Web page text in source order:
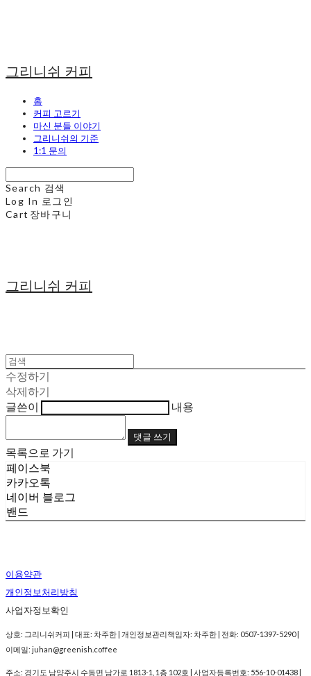
그리니쉬 커피
홈
커피 고르기
마신 분들 이야기
그리니쉬의 기준
1:1 문의
Search 검색
Log In 로그인
Cart 장바구니
그리니쉬 커피
수정하기
삭제하기
글쓴이
내용
댓글 쓰기
목록으로 가기
페이스북
카카오톡
네이버 블로그
밴드
이용약관
개인정보처리방침
사업자정보확인
상호: 그리니쉬커피 | 대표: 차주한 | 개인정보관리책임자: 차주한 | 전화: 0507-1397-5290 |
이메일: juhan@greenish.coffee
주소: 경기도 남양주시 수동면 남가로 1813-1, 1층 102호 | 사업자등록번호: 556-10-01438 |